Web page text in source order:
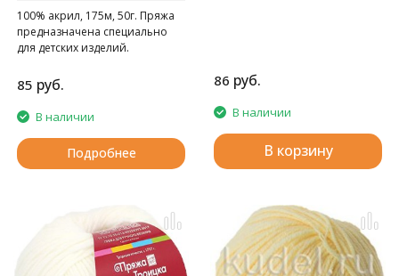
100% акрил, 175м, 50г. Пряжа
предназначена специально
для детских изделий.
85 руб.
В наличии
Подробнее
86 руб.
В наличии
В корзину